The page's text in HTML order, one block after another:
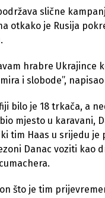
slične
otkako je Rusija
hrabre Ukrajince
i slobode”,
bilo je 18 trkača, a
mjesto u karavani,
tim Haas u srijedu je
Danac voziti kao
što je tim